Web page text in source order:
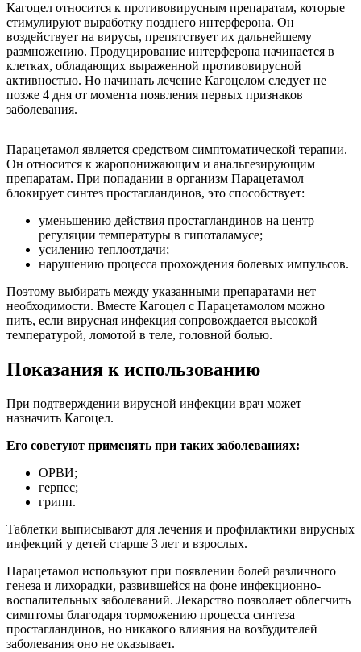
Кагоцел относится к противовирусным препаратам, которые
стимулируют выработку позднего интерферона. Он
воздействует на вирусы, препятствует их дальнейшему
размножению. Продуцирование интерферона начинается в
клетках, обладающих выраженной противовирусной
активностью. Но начинать лечение Кагоцелом следует не
позже 4 дня от момента появления первых признаков
заболевания.
Парацетамол является средством симптоматической терапии.
Он относится к жаропонижающим и анальгезирующим
препаратам. При попадании в организм Парацетамол
блокирует синтез простагландинов, это способствует:
уменьшению действия простагландинов на центр
регуляции температуры в гипоталамусе;
усилению теплоотдачи;
нарушению процесса прохождения болевых импульсов.
Поэтому выбирать между указанными препаратами нет
необходимости. Вместе Кагоцел с Парацетамолом можно
пить, если вирусная инфекция сопровождается высокой
температурой, ломотой в теле, головной болью.
Показания к использованию
При подтверждении вирусной инфекции врач может
назначить Кагоцел.
Его советуют применять при таких заболеваниях:
ОРВИ;
герпес;
грипп.
Таблетки выписывают для лечения и профилактики вирусных
инфекций у детей старше 3 лет и взрослых.
Парацетамол используют при появлении болей различного
генеза и лихорадки, развившейся на фоне инфекционно-
воспалительных заболеваний. Лекарство позволяет облегчить
симптомы благодаря торможению процесса синтеза
простагландинов, но никакого влияния на возбудителей
заболевания оно не оказывает.